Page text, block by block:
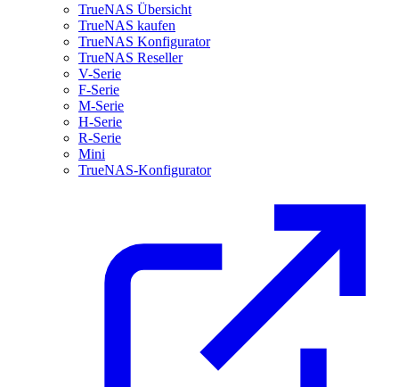
TrueNAS Übersicht
TrueNAS kaufen
TrueNAS Konfigurator
TrueNAS Reseller
V-Serie
F-Serie
M-Serie
H-Serie
R-Serie
Mini
TrueNAS-Konfigurator